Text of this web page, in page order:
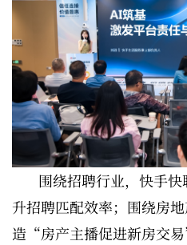
围绕招聘行业，快手
升招聘匹配效率；围绕房
造“房产主播促进新房交